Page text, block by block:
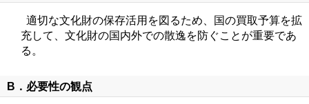
適切な文化財の保存活用を図るため、国の買取予算を拡
充して、文化財の国内外での散逸を防ぐことが重要であ
る。
B．必要性の観点